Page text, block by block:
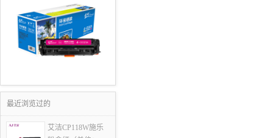
最近浏览过的
艾洁CP118W施乐